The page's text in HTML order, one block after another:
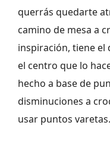
querrás quedarte
camino de mesa a
inspiración, tiene el
el centro que lo
hecho a base de
disminuciones a
usar puntos varetas.